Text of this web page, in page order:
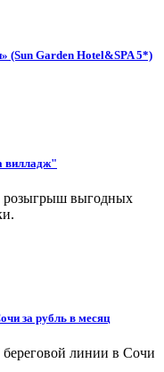
(Sun Garden Hotel&SPA 5*)
вилладж"
розыгрыш выгодных
за рубль в месяц
линии в Сочи